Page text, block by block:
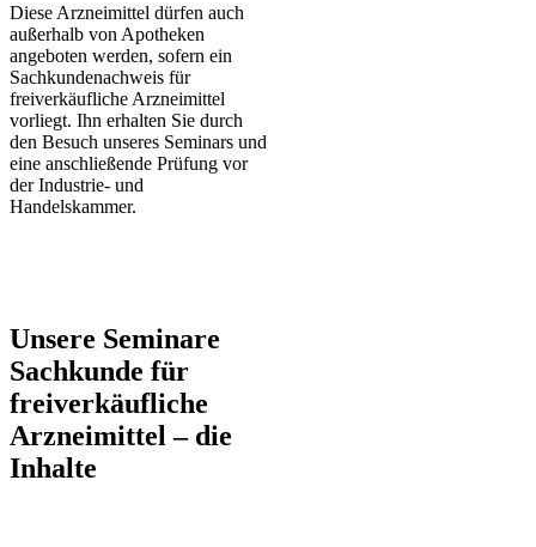
Diese Arzneimittel dürfen auch
außerhalb von Apotheken
angeboten werden, sofern ein
Sachkundenachweis für
freiverkäufliche Arzneimittel
vorliegt. Ihn erhalten Sie durch
den Besuch unseres Seminars und
eine anschließende Prüfung vor
der Industrie- und
Handelskammer.
Unsere Seminare
Sachkunde für
freiverkäufliche
Arzneimittel – die
Inhalte